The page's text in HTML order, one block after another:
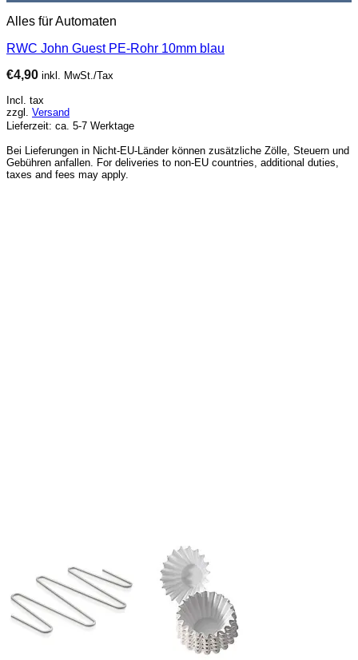
Alles für Automaten
RWC John Guest PE-Rohr 10mm blau
€4,90 inkl. MwSt./Tax
Incl. tax
zzgl. Versand
Lieferzeit: ca. 5-7 Werktage
Bei Lieferungen in Nicht-EU-Länder können zusätzliche Zölle, Steuern und
Gebühren anfallen. For deliveries to non-EU countries, additional duties,
taxes and fees may apply.